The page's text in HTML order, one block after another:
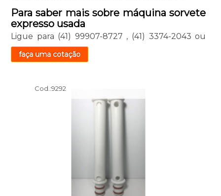
Para saber mais sobre máquina sorvete
expresso usada
Ligue para (41) 99907-8727 , (41) 3374-2043 ou
faça uma cotação
Cod.:9292